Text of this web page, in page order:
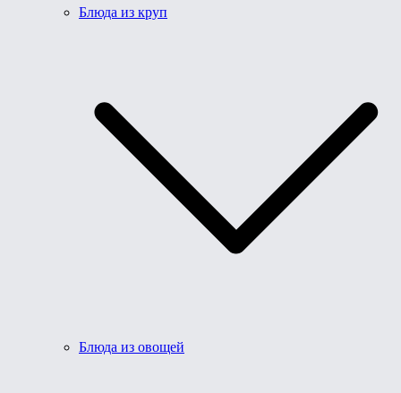
Блюда из круп
Блюда из овощей